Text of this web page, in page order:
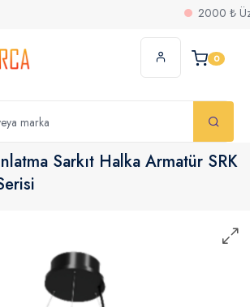
2000 ₺ Üzeri
0
Sarkıt Halka Armatür SRK